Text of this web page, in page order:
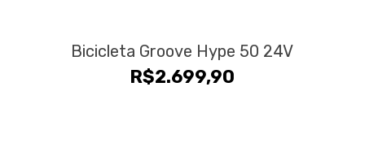
Bicicleta Groove Hype 50 24V
R$2.699,90